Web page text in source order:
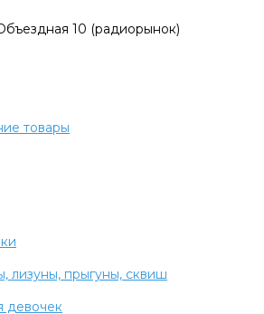
10 (радиорынок)
товары
лизуны, прыгуны, сквиш
девочек